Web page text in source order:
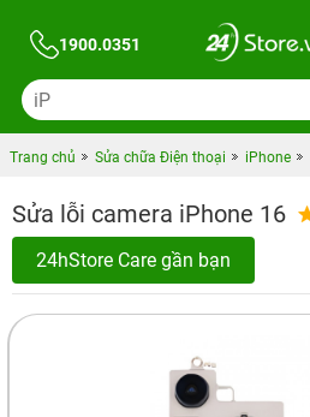
1900.0351
Trang chủ Sửa chữa Điện thoại iPhone
Sửa lỗi camera iPhone 16
24hStore Care gần bạn